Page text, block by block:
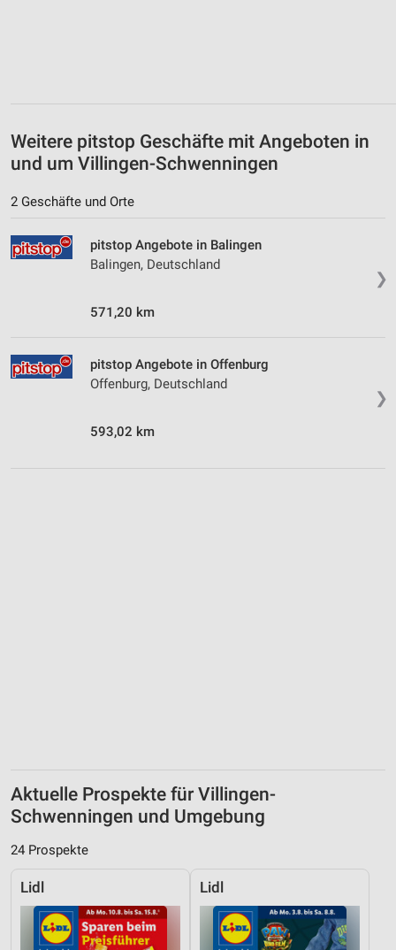
Weitere pitstop Geschäfte mit Angeboten in
und um Villingen-Schwenningen
2 Geschäfte und Orte
❯
pitstop Angebote in Balingen
Balingen, Deutschland
571,20 km
❯
pitstop Angebote in Offenburg
Offenburg, Deutschland
593,02 km
Aktuelle Prospekte für Villingen-
Schwenningen und Umgebung
24 Prospekte
Lidl Lidl